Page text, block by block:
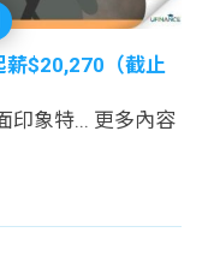
薪$20,270（截止
印象特... 更多內容